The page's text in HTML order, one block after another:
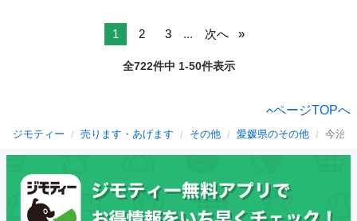
1 2 3 ... 次へ
全722件中 1-50件表示
ページTOPへ
ジモティー 売ります・あげます その他 愛媛県のその他 今治